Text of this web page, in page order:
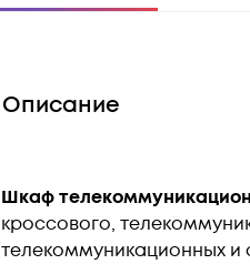
Описание
Шкаф
кроссового,
телекоммуникационных